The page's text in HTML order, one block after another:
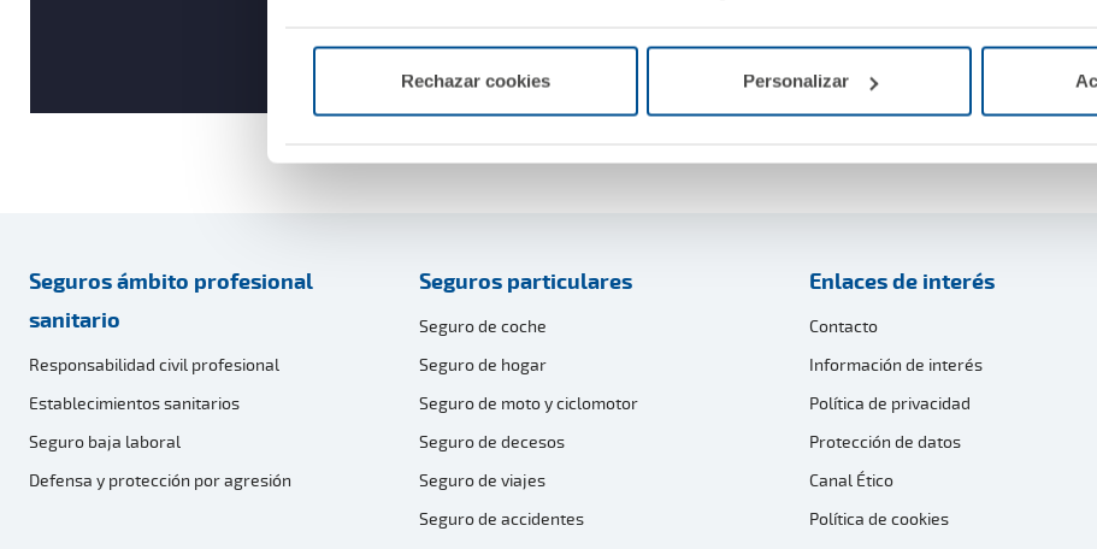
Rechazar cookies Personalizar
Seguros ámbito profesional
sanitario
Responsabilidad civil profesional
Establecimientos sanitarios
Seguro baja laboral
Defensa y protección por agresión
Seguros particulares
Seguro de coche
Seguro de hogar
Seguro de moto y ciclomotor
Seguro de decesos
Seguro de viajes
Seguro de accidentes
Enlaces de interés
Contacto
Información de interés
Política de privacidad
Protección de datos
Canal Ético
Política de cookies